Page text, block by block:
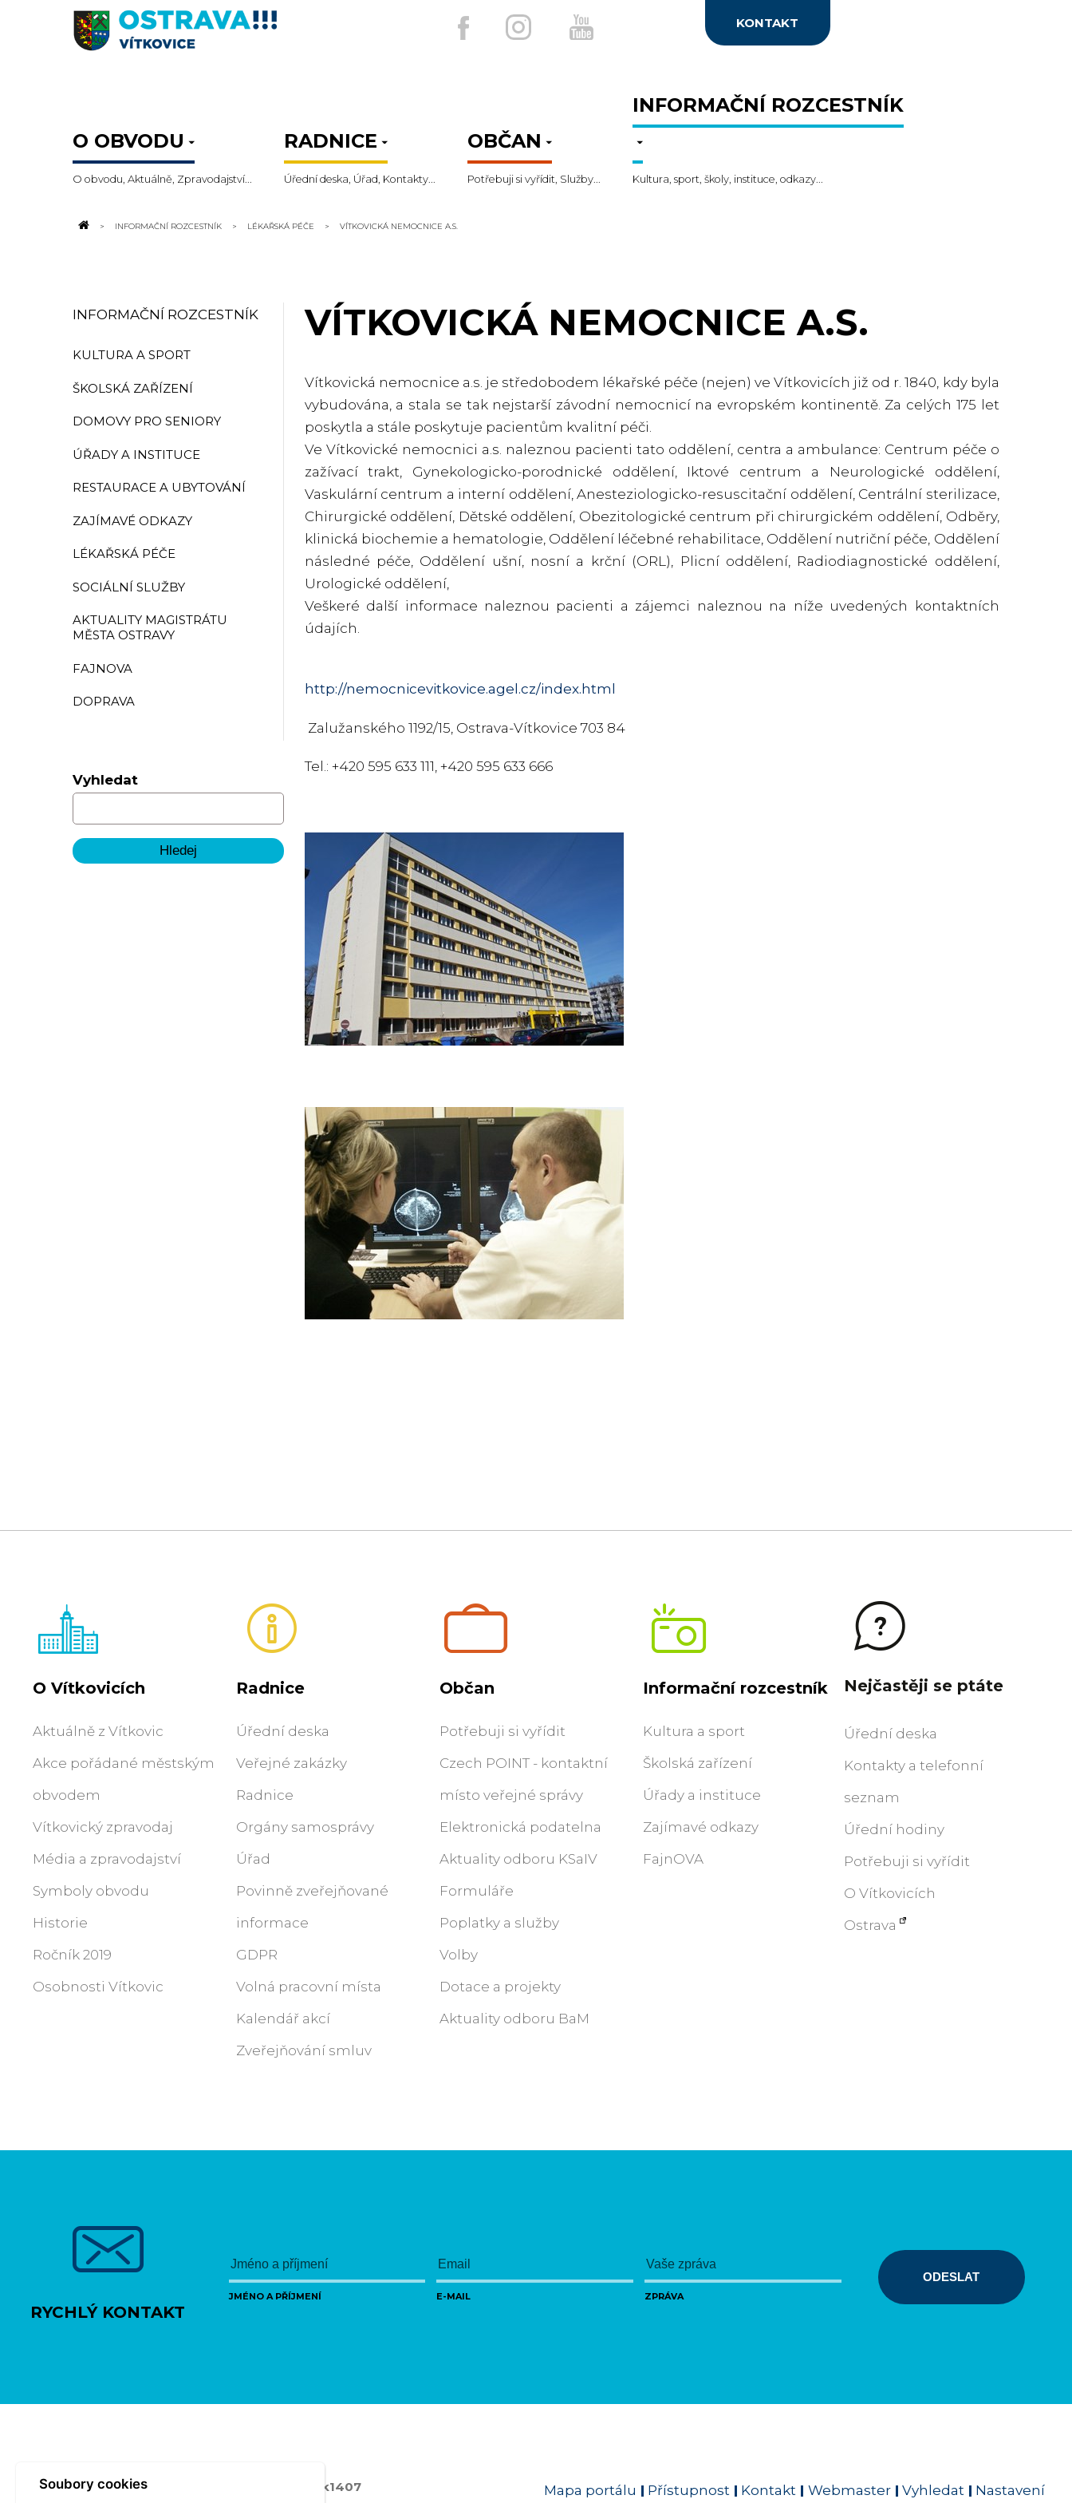
KONTAKT
O OBVODU
O obvodu, Aktuálně, Zpravodajství...
RADNICE
Úřední deska, Úřad, Kontakty...
OBČAN
Potřebuji si vyřídit, Služby...
INFORMAČNÍ ROZCESTNÍK
Kultura, sport, školy, instituce, odkazy...
INFORMAČNÍ ROZCESTNÍK LÉKAŘSKÁ PÉČE VÍTKOVICKÁ NEMOCNICE A.S.
INFORMAČNÍ ROZCESTNÍK
KULTURA A SPORT
ŠKOLSKÁ ZAŘÍZENÍ
DOMOVY PRO SENIORY
ÚŘADY A INSTITUCE
RESTAURACE A UBYTOVÁNÍ
ZAJÍMAVÉ ODKAZY
LÉKAŘSKÁ PÉČE
SOCIÁLNÍ SLUŽBY
AKTUALITY MAGISTRÁTU
MĚSTA OSTRAVY
FAJNOVA
DOPRAVA
Vyhledat
VÍTKOVICKÁ NEMOCNICE A.S.
Vítkovická nemocnice a.s. je středobodem lékařské péče (nejen) ve Vítkovicích již od r. 1840, kdy byla
vybudována, a stala se tak nejstarší závodní nemocnicí na evropském kontinentě. Za celých 175 let
poskytla a stále poskytuje pacientům kvalitní péči.
Ve Vítkovické nemocnici a.s. naleznou pacienti tato oddělení, centra a ambulance: Centrum péče o
zažívací trakt, Gynekologicko-porodnické oddělení, Iktové centrum a Neurologické oddělení,
Vaskulární centrum a interní oddělení, Anesteziologicko-resuscitační oddělení, Centrální sterilizace,
Chirurgické oddělení, Dětské oddělení, Obezitologické centrum při chirurgickém oddělení, Odběry,
klinická biochemie a hematologie, Oddělení léčebné rehabilitace, Oddělení nutriční péče, Oddělení
následné péče, Oddělení ušní, nosní a krční (ORL), Plicní oddělení, Radiodiagnostické oddělení,
Urologické oddělení,
Veškeré další informace naleznou pacienti a zájemci naleznou na níže uvedených kontaktních
údajích.
http://nemocnicevitkovice.agel.cz/index.html
Zalužanského 1192/15, Ostrava-Vítkovice 703 84
Tel.: +420 595 633 111, +420 595 633 666
O Vítkovicích
Aktuálně z Vítkovic
Akce pořádané městským
obvodem
Vítkovický zpravodaj
Média a zpravodajství
Symboly obvodu
Historie
Ročník 2019
Osobnosti Vítkovic
Radnice
Úřední deska
Veřejné zakázky
Radnice
Orgány samosprávy
Úřad
Povinně zveřejňované
informace
GDPR
Volná pracovní místa
Kalendář akcí
Zveřejňování smluv
Občan
Potřebuji si vyřídit
Czech POINT - kontaktní
místo veřejné správy
Elektronická podatelna
Aktuality odboru KSaIV
Formuláře
Poplatky a služby
Volby
Dotace a projekty
Aktuality odboru BaM
Informační rozcestník
Kultura a sport
Školská zařízení
Úřady a instituce
Zajímavé odkazy
FajnOVA
Nejčastěji se ptáte
Úřední deska
Kontakty a telefonní
seznam
Úřední hodiny
Potřebuji si vyřídit
O Vítkovicích
Ostrava
RYCHLÝ KONTAKT
JMÉNO A PŘÍJMENÍ E-MAIL ZPRÁVA
ODESLAT
Poslední změna: Středa 21.07.2021 10:20 - vitk1407 Mapa portálu Přístupnost Kontakt Webmaster Vyhledat Nastavení
Soubory cookies